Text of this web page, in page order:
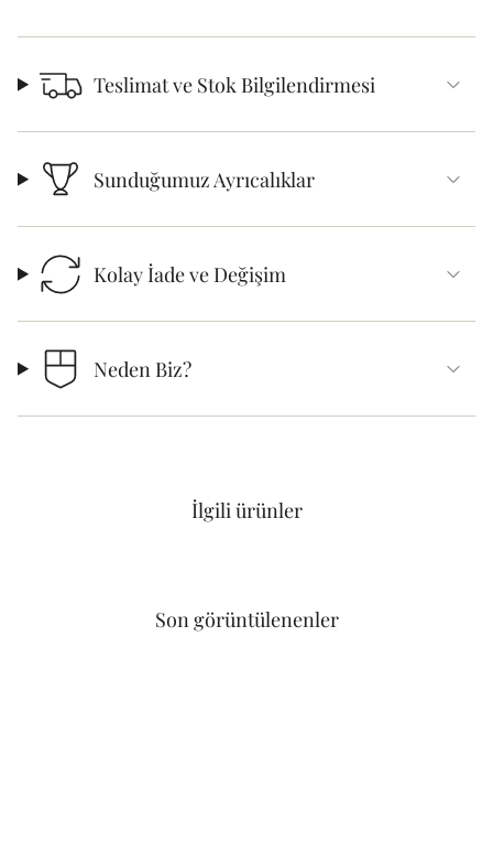
Teslimat ve Stok Bilgilendirmesi
Sunduğumuz Ayrıcalıklar
Kolay İade ve Değişim
Neden Biz?
İlgili ürünler
Son görüntülenenler